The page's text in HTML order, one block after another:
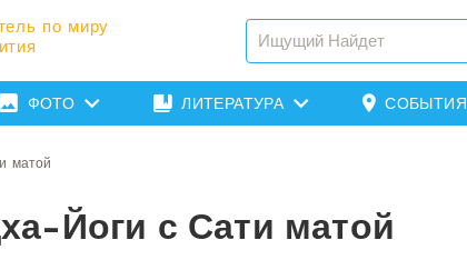
по миру
ФОТО ЛИТЕРАТУРА СОБЫТИЯ
матой
Йоги с Сати матой